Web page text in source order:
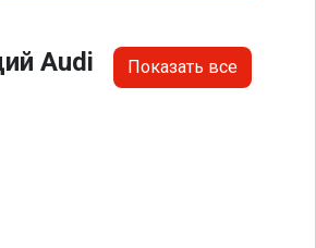
Audi
Показать все